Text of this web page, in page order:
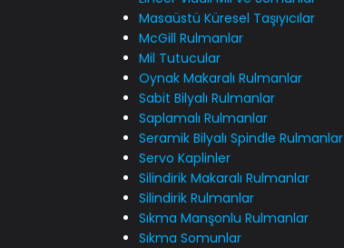
Masaüstü Küresel Taşıyıcılar
McGill Rulmanlar
Mil Tutucular
Oynak Makaralı Rulmanlar
Sabit Bilyalı Rulmanlar
Saplamalı Rulmanlar
Seramik Bilyalı Spindle Rulmanlar
Servo Kaplinler
Silindirik Makaralı Rulmanlar
Silindirik Rulmanlar
Sıkma Manşonlu Rulmanlar
Sıkma Somunlar